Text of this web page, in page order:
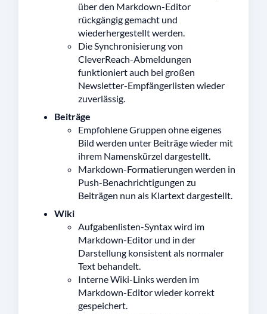
über den Markdown-Editor
rückgängig gemacht und
wiederhergestellt werden.
Die Synchronisierung von
CleverReach-Abmeldungen
funktioniert auch bei großen
Newsletter-Empfängerlisten wieder
zuverlässig.
Beiträge
Empfohlene Gruppen ohne eigenes
Bild werden unter Beiträge wieder mit
ihrem Namenskürzel dargestellt.
Markdown-Formatierungen werden in
Push-Benachrichtigungen zu
Beiträgen nun als Klartext dargestellt.
Wiki
Aufgabenlisten-Syntax wird im
Markdown-Editor und in der
Darstellung konsistent als normaler
Text behandelt.
Interne Wiki-Links werden im
Markdown-Editor wieder korrekt
gespeichert.